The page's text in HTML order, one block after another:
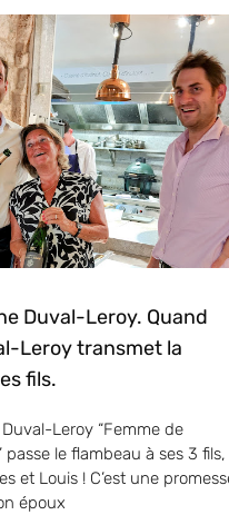
Duval-Leroy. Quand
Leroy transmet la
fils.
Leroy “Femme de
passe le flambeau à ses 3 fils,
et Louis ! C’est une
époux